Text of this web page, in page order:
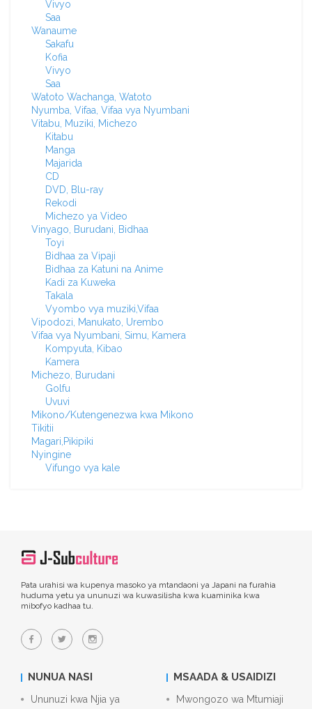
Vivyo
Saa
Wanaume
Sakafu
Kofia
Vivyo
Saa
Watoto Wachanga, Watoto
Nyumba, Vifaa, Vifaa vya Nyumbani
Vitabu, Muziki, Michezo
Kitabu
Manga
Majarida
CD
DVD, Blu-ray
Rekodi
Michezo ya Video
Vinyago, Burudani, Bidhaa
Toyi
Bidhaa za Vipaji
Bidhaa za Katuni na Anime
Kadi za Kuweka
Takala
Vyombo vya muziki,Vifaa
Vipodozi, Manukato, Urembo
Vifaa vya Nyumbani, Simu, Kamera
Kompyuta, Kibao
Kamera
Michezo, Burudani
Golfu
Uvuvi
Mikono/Kutengenezwa kwa Mikono
Tikitii
Magari,Pikipiki
Nyingine
Vifungo vya kale
Pata urahisi wa kupenya masoko ya mtandaoni ya Japani na furahia
huduma yetu ya ununuzi wa kuwasilisha kwa kuaminika kwa
mibofyo kadhaa tu.
NUNUA NASI
Ununuzi kwa Njia ya
MSAADA & USAIDIZI
Mwongozo wa Mtumiaji